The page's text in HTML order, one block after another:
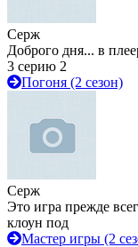
Серж
Доброго дня... в
3 серию 2
Погоня (2 сезон)
Серж
Это игра прежде
клоун под
Мастер игры (2